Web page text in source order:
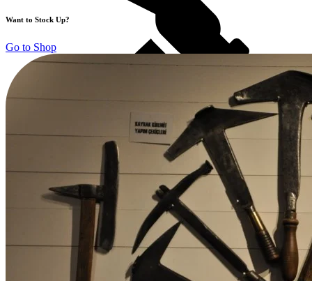
Avrupa Mezbaha Çekici
Want to Stock Up?
Go to Shop